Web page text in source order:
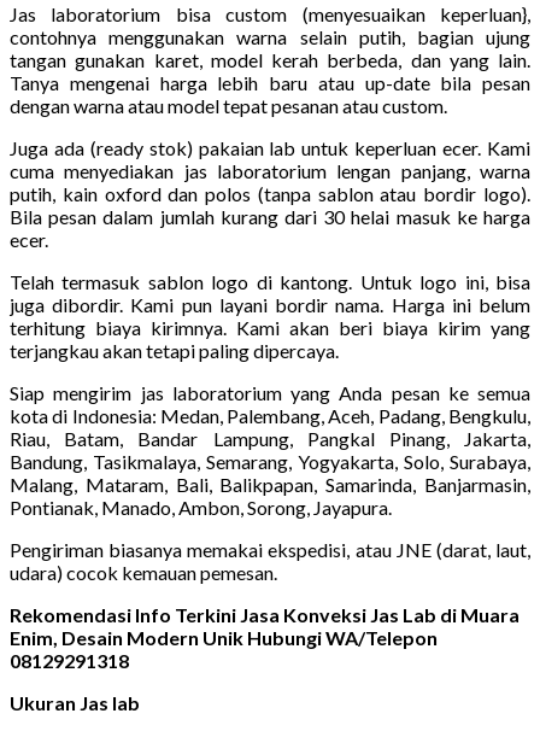
Jas laboratorium bisa custom (menyesuaikan keperluan},
contohnya menggunakan warna selain putih, bagian ujung
tangan gunakan karet, model kerah berbeda, dan yang lain.
Tanya mengenai harga lebih baru atau up-date bila pesan
dengan warna atau model tepat pesanan atau custom.
Juga ada (ready stok) pakaian lab untuk keperluan ecer. Kami
cuma menyediakan jas laboratorium lengan panjang, warna
putih, kain oxford dan polos (tanpa sablon atau bordir logo).
Bila pesan dalam jumlah kurang dari 30 helai masuk ke harga
ecer.
Telah termasuk sablon logo di kantong. Untuk logo ini, bisa
juga dibordir. Kami pun layani bordir nama. Harga ini belum
terhitung biaya kirimnya. Kami akan beri biaya kirim yang
terjangkau akan tetapi paling dipercaya.
Siap mengirim jas laboratorium yang Anda pesan ke semua
kota di Indonesia: Medan, Palembang, Aceh, Padang, Bengkulu,
Riau, Batam, Bandar Lampung, Pangkal Pinang, Jakarta,
Bandung, Tasikmalaya, Semarang, Yogyakarta, Solo, Surabaya,
Malang, Mataram, Bali, Balikpapan, Samarinda, Banjarmasin,
Pontianak, Manado, Ambon, Sorong, Jayapura.
Pengiriman biasanya memakai ekspedisi, atau JNE (darat, laut,
udara) cocok kemauan pemesan.
Rekomendasi Info Terkini Jasa Konveksi Jas Lab di Muara
Enim, Desain Modern Unik Hubungi WA/Telepon
08129291318
Ukuran Jas lab